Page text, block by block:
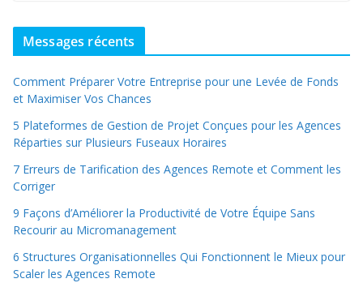
Messages récents
Comment Préparer Votre Entreprise pour une Levée de Fonds
et Maximiser Vos Chances
5 Plateformes de Gestion de Projet Conçues pour les Agences
Réparties sur Plusieurs Fuseaux Horaires
7 Erreurs de Tarification des Agences Remote et Comment les
Corriger
9 Façons d’Améliorer la Productivité de Votre Équipe Sans
Recourir au Micromanagement
6 Structures Organisationnelles Qui Fonctionnent le Mieux pour
Scaler les Agences Remote